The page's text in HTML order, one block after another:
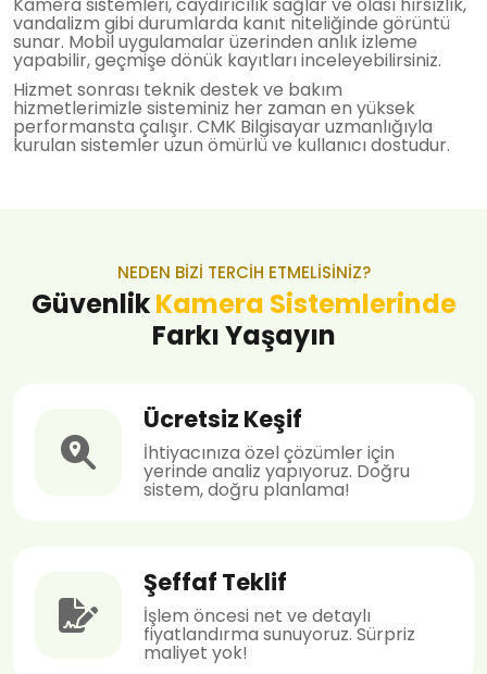
vandalizm gibi durumlarda kanıt niteliğinde görüntü
sunar. Mobil uygulamalar üzerinden anlık izleme
yapabilir, geçmişe dönük kayıtları inceleyebilirsiniz.
Hizmet sonrası teknik destek ve bakım
hizmetlerimizle sisteminiz her zaman en yüksek
performansta çalışır. CMK Bilgisayar uzmanlığıyla
kurulan sistemler uzun ömürlü ve kullanıcı dostudur.
NEDEN BIZI TERCIH ETMELISINIZ?
GüvenlikKamera Sistemlerinde
Farkı Yaşayın
Ücretsiz Keşif
İhtiyacınıza özel çözümler için
yerinde analiz yapıyoruz. Doğru
sistem, doğru planlama!
Şeffaf Teklif
İşlem öncesi net ve detaylı
fiyatlandırma sunuyoruz. Sürpriz
maliyet yok!